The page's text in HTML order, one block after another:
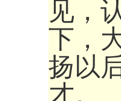
见，
下，
扬以
才